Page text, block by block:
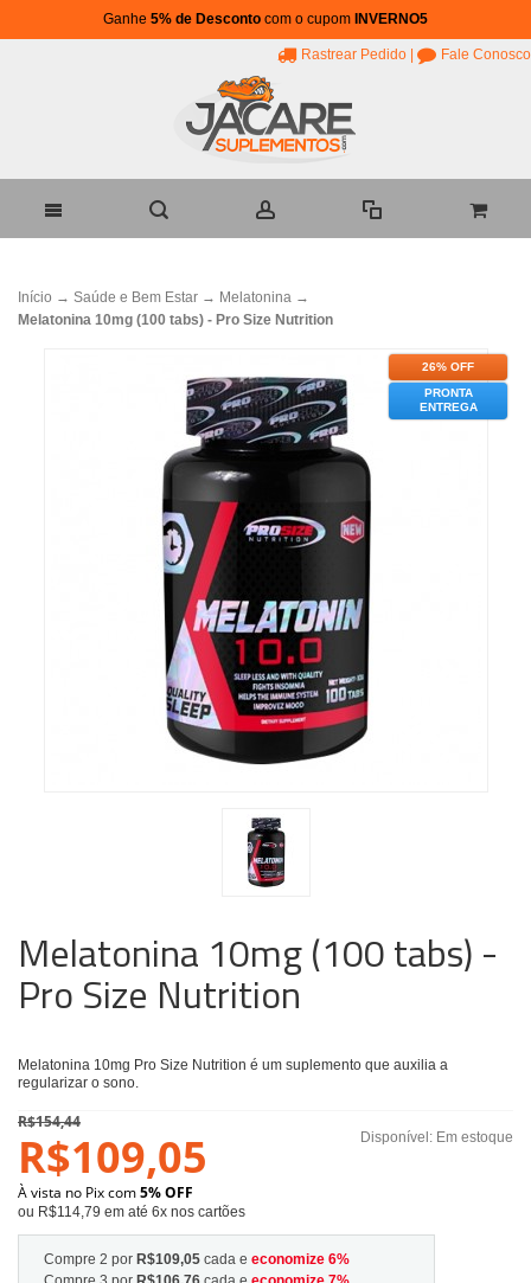
Ganhe 5% de Desconto com o cupom INVERNO5
Rastrear Pedido Fale Conosco
Início → Saúde e Bem Estar → Melatonina →
Melatonina 10mg (100 tabs) - Pro Size Nutrition
26% OFF
PRONTA
ENTREGA
Melatonina 10mg (100 tabs) -
Pro Size Nutrition
Melatonina 10mg Pro Size Nutrition é um suplemento que auxilia a
regularizar o sono.
Disponível: Em estoque
R$154,44
R$109,05
À vista no Pix com5% OFF
ou R$114,79 em até 6x nos cartões
Compre 2 por R$109,05 cada e economize 6%